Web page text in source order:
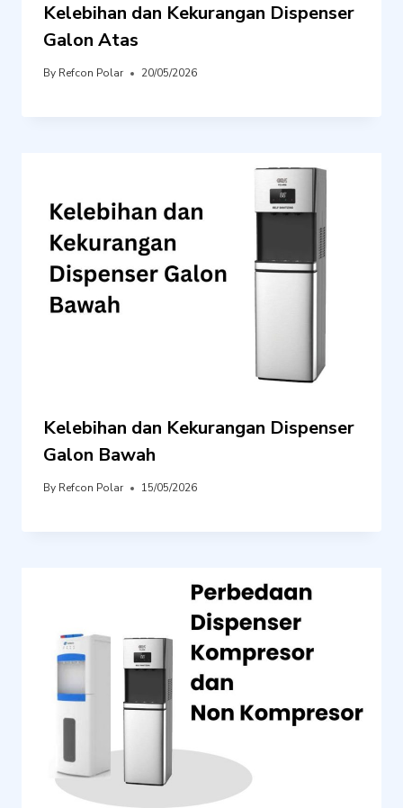
Kelebihan dan Kekurangan Dispenser
Galon Atas
By Refcon Polar 20/05/2026
Kelebihan dan Kekurangan Dispenser
Galon Bawah
By Refcon Polar 15/05/2026